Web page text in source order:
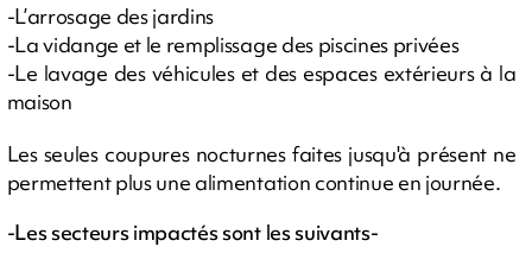
-L’arrosage des jardins
-La vidange et le remplissage des piscines privées
-Le lavage des véhicules et des espaces extérieurs à la
maison
Les seules coupures nocturnes faites jusqu'à présent ne
permettent plus une alimentation continue en journée.
-Les secteurs impactés sont les suivants-